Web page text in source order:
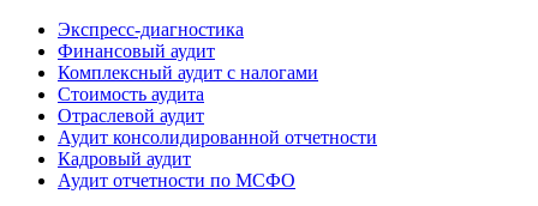
Экспресс-диагностика
Финансовый аудит
Комплексный аудит с налогами
Стоимость аудита
Отраслевой аудит
Аудит консолидированной отчетности
Кадровый аудит
Аудит отчетности по МСФО